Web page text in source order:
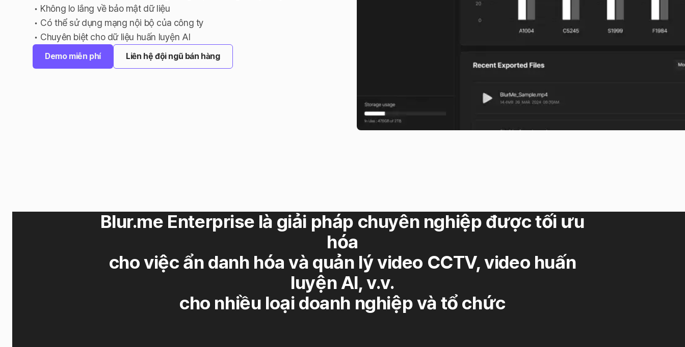
• Không lo lắng về bảo mật dữ liệu
• Có thể sử dụng mạng nội bộ của công ty
• Chuyên biệt cho dữ liệu huấn luyện AI
Demo miễn phí Liên hệ đội ngũ bán hàng
Blur.me Enterprise là giải pháp chuyên nghiệp được tối ưu
hóa
cho việc ẩn danh hóa và quản lý video CCTV, video huấn
luyện AI, v.v.
cho nhiều loại doanh nghiệp và tổ chức